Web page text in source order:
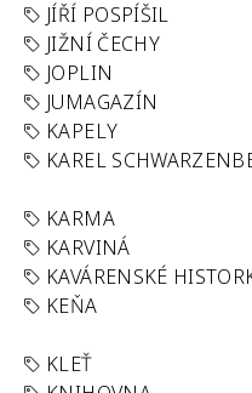
JÍŘÍ POSPÍŠIL
JIŽNÍ ČECHY
JOPLIN
JUMAGAZÍN
KAPELY
KAREL
KARMA
KARVINÁ
KAVÁRENSKÉ
KEŇA
KLEŤ